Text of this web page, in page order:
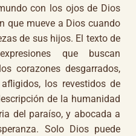
con los ojos de Dios
que mueve a Dios cuando
de sus hijos. El texto de
que buscan
corazones desgarrados,
los revestidos de
de la humanidad
del paraíso, y abocada a
Solo Dios puede